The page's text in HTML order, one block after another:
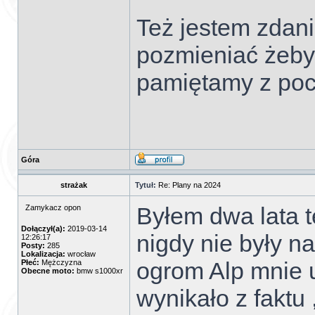
Też jestem
pozmieniać
pamiętamy z
Góra
strażak Tytuł: Re: Plany na 2024
Zamykacz opon
Dołączył(a): 2019-03-14
12:26:17
Posty: 285
Lokalizacja: wrocław
Płeć: Mężczyzna
Obecne moto: bmw s1000xr
Byłem dwa lata
nigdy nie były
ogrom Alp mnie
wynikało z